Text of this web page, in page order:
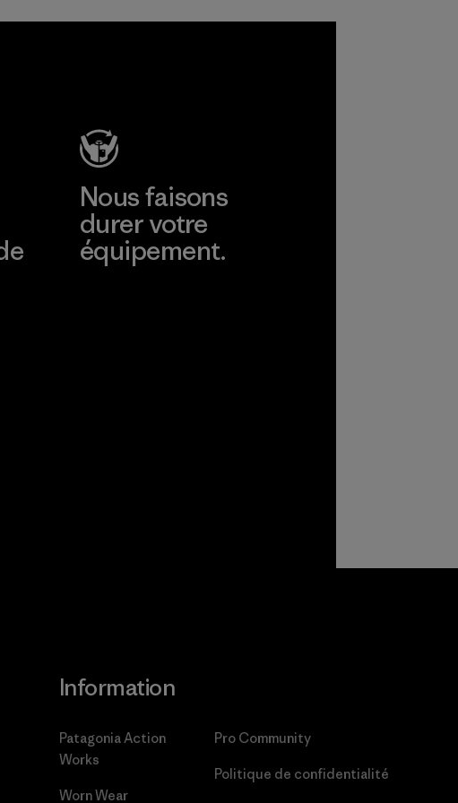
Nous faisons
durer votre
équipement.
Information
Patagonia Action
Works
Worn Wear
Pro Community
Politique de confidentialité